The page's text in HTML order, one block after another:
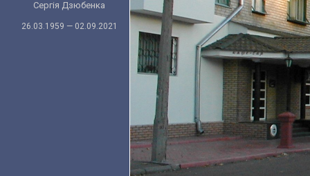
Сергія Дзюбенка
26.03.1959 — 02.09.2021